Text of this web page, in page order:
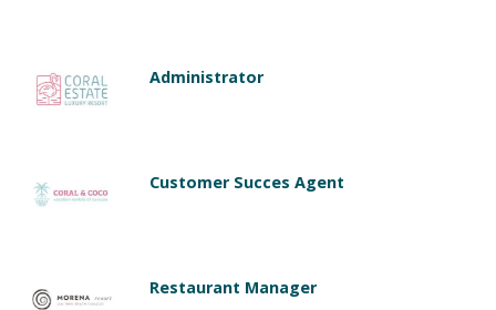
Administrator
Customer Succes Agent
Restaurant Manager